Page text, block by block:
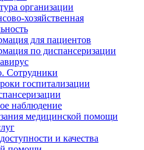
организации
хозяйственная
для пациентов
по диспансеризации
Сотрудники
госпитализации
наблюдение
медицинской помощи
и качества